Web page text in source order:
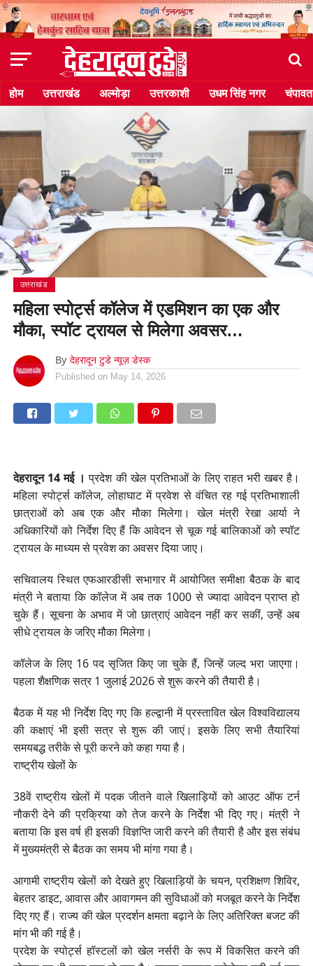
होम उत्तराखंड अल्मोड़ा उत्तरकाशी उधम सिंह नगर चंपावत
उत्तराखंड
महिला स्पोर्ट्स कॉलेज में एडमिशन का एक और
मौका, स्पॉट ट्रायल से मिलेगा अवसर…
By देहरादून टुडे न्यूज़ डेस्क
Published on May 14, 2026
देहरादून 14 मई । प्रदेश की खेल प्रतिभाओं के लिए राहत भरी खबर है।
महिला स्पोर्ट्स कॉलेज, लोहाघाट में प्रवेश से वंचित रह गई प्रतिभाशाली
छात्राओं को अब एक और मौका मिलेगा। खेल मंत्री रेखा आर्या ने
अधिकारियों को निर्देश दिए हैं कि आवेदन से चूक गई बालिकाओं को स्पॉट
ट्रायल के माध्यम से प्रवेश का अवसर दिया जाए।
सचिवालय स्थित एफआरडीसी सभागार में आयोजित समीक्षा बैठक के बाद
मंत्री ने बताया कि कॉलेज में अब तक 1000 से ज्यादा आवेदन प्राप्त हो
चुके हैं। सूचना के अभाव में जो छात्राएं आवेदन नहीं कर सकीं, उन्हें अब
सीधे ट्रायल के जरिए मौका मिलेगा।
कॉलेज के लिए 16 पद सृजित किए जा चुके हैं, जिन्हें जल्द भरा जाएगा।
पहला शैक्षणिक सत्र 1 जुलाई 2026 से शुरू करने की तैयारी है।
बैठक में यह भी निर्देश दिए गए कि हल्द्वानी में प्रस्तावित खेल विश्वविद्यालय
की कक्षाएं भी इसी सत्र से शुरू की जाएं। इसके लिए सभी तैयारियां
समयबद्ध तरीके से पूरी करने को कहा गया है।
राष्ट्रीय खेलों के
38वें राष्ट्रीय खेलों में पदक जीतने वाले खिलाड़ियों को आउट ऑफ टर्न
नौकरी देने की प्रक्रिया को तेज करने के निर्देश भी दिए गए। मंत्री ने
बताया कि इस वर्ष ही इसकी विज्ञप्ति जारी करने की तैयारी है और इस संबंध
में मुख्यमंत्री से बैठक का समय भी मांगा गया है।
आगामी राष्ट्रीय खेलों को देखते हुए खिलाड़ियों के चयन, प्रशिक्षण शिविर,
बेहतर डाइट, आवास और आवागमन की सुविधाओं को मजबूत करने के निर्देश
दिए गए हैं। राज्य की खेल प्रदर्शन क्षमता बढ़ाने के लिए अतिरिक्त बजट की
मांग भी की गई है।
प्रदेश के स्पोर्ट्स हॉस्टलों को खेल नर्सरी के रूप में विकसित करने की